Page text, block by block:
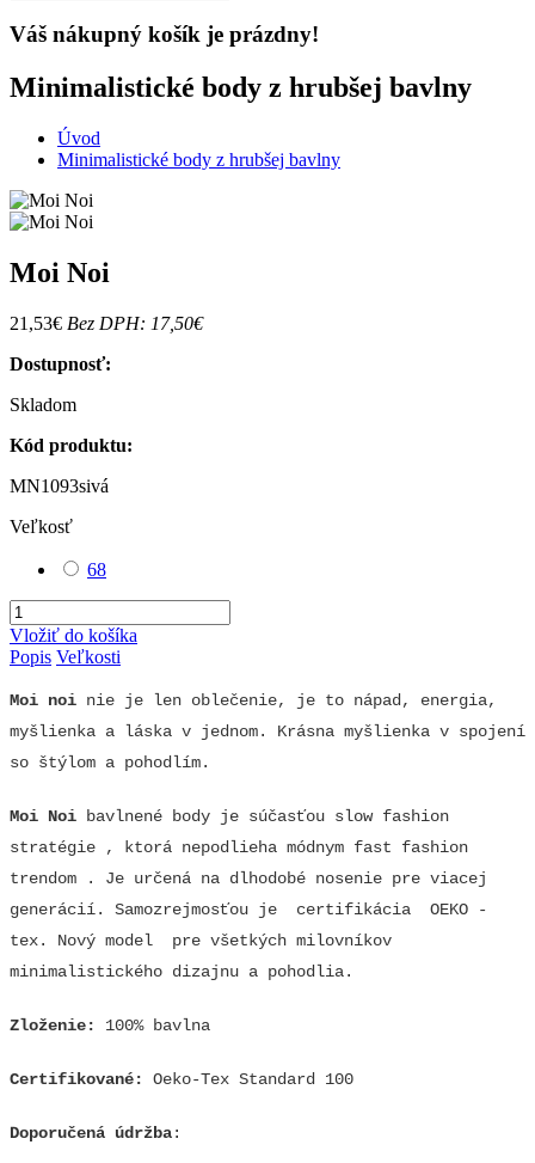
Váš nákupný košík je prázdny!
Minimalistické body z hrubšej bavlny
Úvod
Minimalistické body z hrubšej bavlny
Moi Noi
21,53€ Bez DPH: 17,50€
Dostupnosť:
Skladom
Kód produktu:
MN1093sivá
Veľkosť
68
Vložiť do košíka
Popis Veľkosti
Moi noi nie je len oblečenie, je to nápad, energia,
myšlienka a láska v jednom. Krásna myšlienka v spojení
so štýlom a pohodlím.
Moi Noi bavlnené body je súčasťou slow fashion
stratégie , ktorá nepodlieha módnym fast fashion
trendom . Je určená na dlhodobé nosenie pre viacej
generácií. Samozrejmosťou je
certifikácia OEKO -
tex. Nový model pre všetkých milovníkov
minimalistického dizajnu a pohodlia.
Zloženie: 100% bavlna
Certifikované: Oeko-Tex Standard 100
Doporučená údržba: